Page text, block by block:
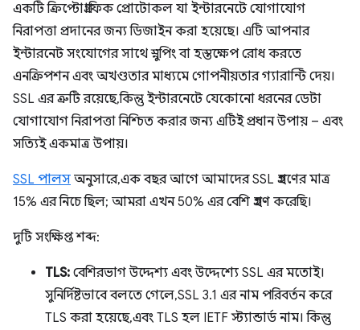
একটি ক্রিপ্টোগ্রাফিক প্রোটোকল যা ইন্টারনেটে যোগাযোগ
নিরাপত্তা প্রদানের জন্য ডিজাইন করা হয়েছে। এটি আপনার
ইন্টারনেট সংযোগের সাথে স্নুপিং বা হস্তক্ষেপ রোধ করতে
এনক্রিপশন এবং অখণ্ডতার মাধ্যমে গোপনীয়তার গ্যারান্টি দেয়।
SSL এর ত্রুটি রয়েছে, কিন্তু ইন্টারনেটে যেকোনো ধরনের ডেটা
যোগাযোগ নিরাপত্তা নিশ্চিত করার জন্য এটিই প্রধান উপায় – এবং
সত্যিই একমাত্র উপায়।
SSL পালস অনুসারে, এক বছর আগে আমাদের SSL গ্রহণের মাত্র
15% এর নিচে ছিল; আমরা এখন 50% এর বেশি গ্রহণ করেছি।
দুটি সংক্ষিপ্ত শব্দ:
TLS: বেশিরভাগ উদ্দেশ্য এবং উদ্দেশ্যে SSL এর মতোই।
সুনির্দিষ্টভাবে বলতে গেলে, SSL 3.1 এর নাম পরিবর্তন করে
TLS করা হয়েছে, এবং TLS হল IETF স্ট্যান্ডার্ড নাম। কিন্তু